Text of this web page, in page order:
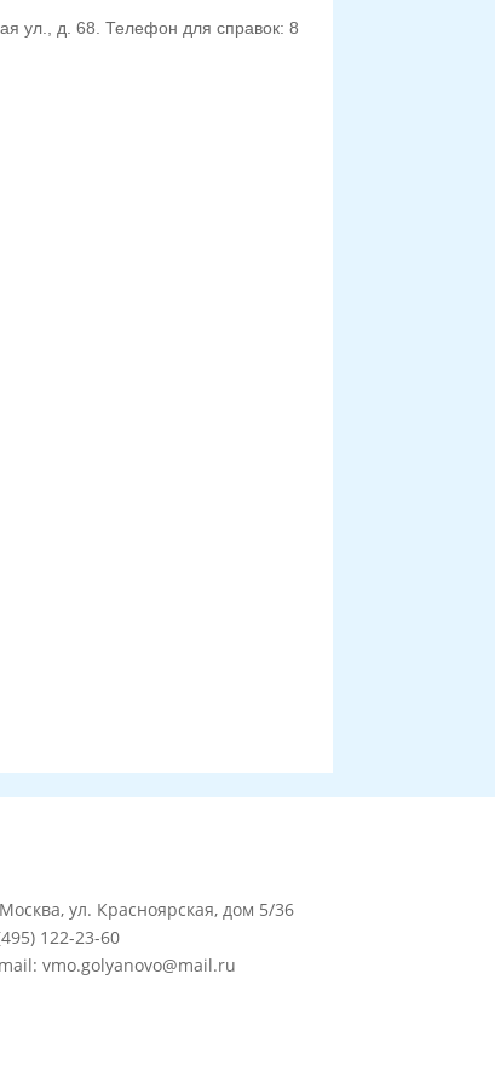
ул., д. 68. Телефон для справок: 8
ул. Красноярская, дом 5/36
122-23-60
vmo.golyanovo@mail.ru